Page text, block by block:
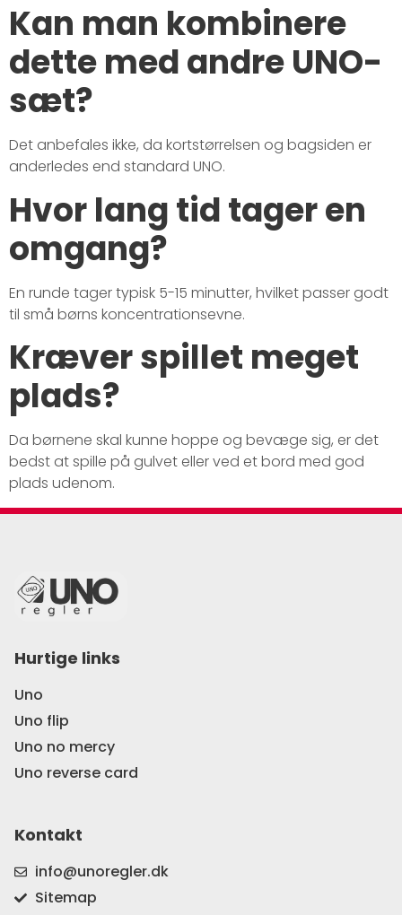
Kan man kombinere
dette med andre UNO-
sæt?
Det anbefales ikke, da kortstørrelsen og bagsiden er
anderledes end standard UNO.
Hvor lang tid tager en
omgang?
En runde tager typisk 5-15 minutter, hvilket passer godt
til små børns koncentrationsevne.
Kræver spillet meget
plads?
Da børnene skal kunne hoppe og bevæge sig, er det
bedst at spille på gulvet eller ved et bord med god
plads udenom.
Hurtige links
Uno
Uno flip
Uno no mercy
Uno reverse card
Kontakt
info@unoregler.dk
Sitemap